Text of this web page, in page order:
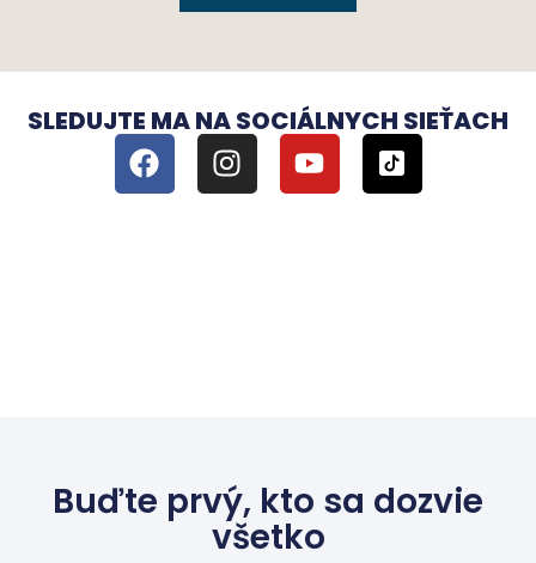
SLEDUJTE MA NA SOCIÁLNYCH SIEŤACH
Buďte prvý, kto sa dozvie
všetko